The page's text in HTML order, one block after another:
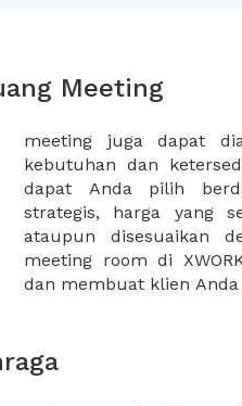
Meeting
dan membuat klien